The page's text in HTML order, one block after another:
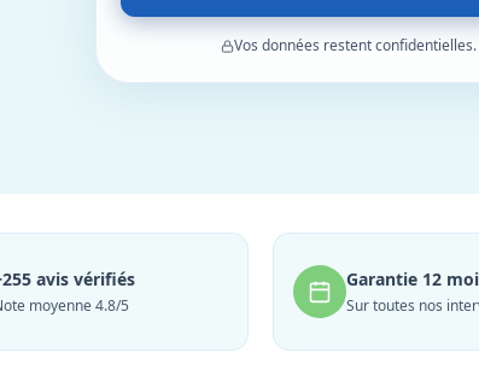
Vos données restent confidentielles.
avis vérifiés
moyenne 4.8/5
Garantie 12
Sur toutes nos